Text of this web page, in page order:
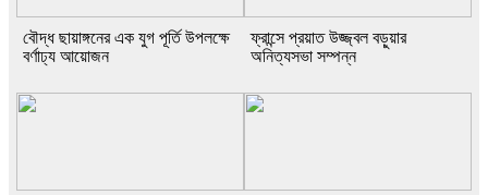
বৌদ্ধ ছায়াঙ্গনের এক যুগ পূর্তি উপলক্ষে
বর্ণাঢ্য আয়োজন
ফ্রান্সে প্রয়াত উজ্জ্বল বড়ুয়ার
অনিত্যসভা সম্পন্ন